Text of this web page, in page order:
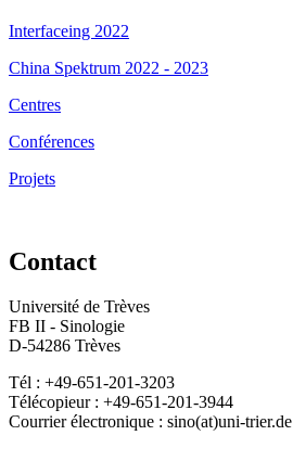
Interfaceing 2022
China Spektrum 2022 - 2023
Centres
Conférences
Projets
Contact
Université de Trèves
FB II - Sinologie
D-54286 Trèves
Tél : +49-651-201-3203
Télécopieur : +49-651-201-3944
Courrier électronique : sino(at)uni-trier.de